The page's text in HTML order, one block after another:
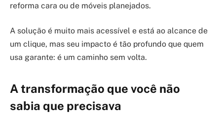
reforma cara ou de móveis planejados.
A solução é muito mais acessível e está ao alcance de
um clique, mas seu impacto é tão profundo que quem
usa garante: é um caminho sem volta.
A transformação que você não
sabia que precisava